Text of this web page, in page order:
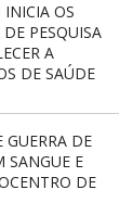
INICIA OS
PESQUISA
A
DE SAÚDE
DE
SANGUE E
DE